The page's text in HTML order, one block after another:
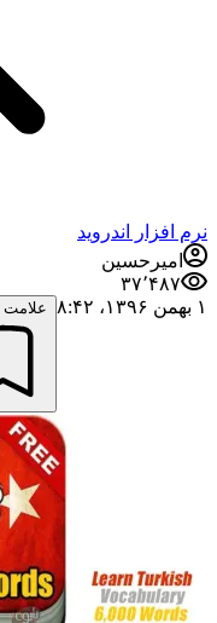
نرم افزار اندروید
امیرحسین
۳۷٬۴۸۷
۱ بهمن ۱۳۹۶،‏ ۸:۴۲
علامت